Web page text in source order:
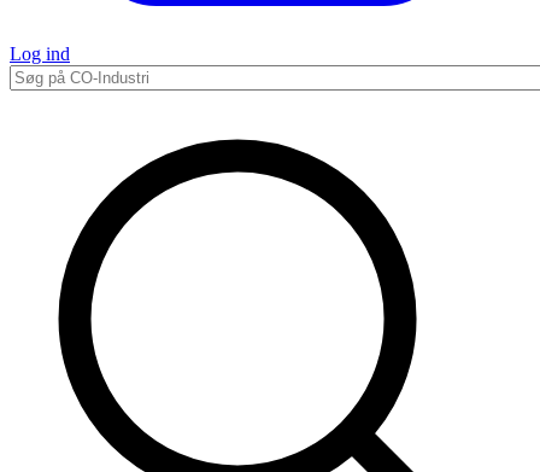
Log ind